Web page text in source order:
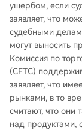
ущербом, если
заявляет, что
судебными
могут выносить
Комиссия по
(CFTC)
заявляет, что
рынками, в то
считают, что они
над продуктами,